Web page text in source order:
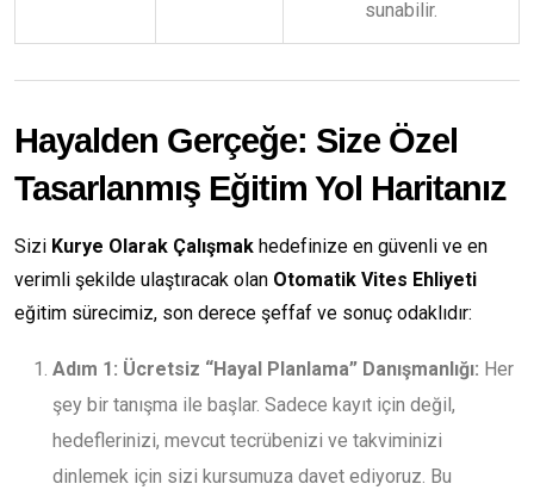
sunabilir.
Hayalden Gerçeğe: Size Özel
Tasarlanmış Eğitim Yol Haritanız
Sizi Kurye Olarak Çalışmak hedefinize en güvenli ve en
verimli şekilde ulaştıracak olan Otomatik Vites Ehliyeti
eğitim sürecimiz, son derece şeffaf ve sonuç odaklıdır:
Adım 1: Ücretsiz “Hayal Planlama” Danışmanlığı: Her
şey bir tanışma ile başlar. Sadece kayıt için değil,
hedeflerinizi, mevcut tecrübenizi ve takviminizi
dinlemek için sizi kursumuza davet ediyoruz. Bu